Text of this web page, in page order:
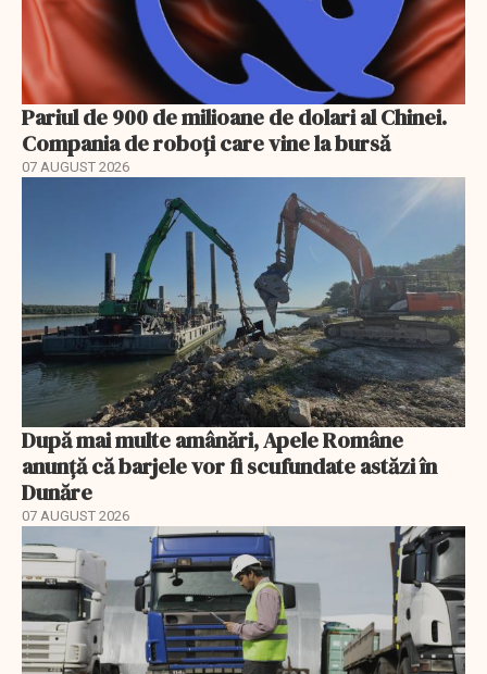
Pariul de 900 de milioane de dolari al Chinei.
Compania de roboți care vine la bursă
07 AUGUST 2026
După mai multe amânări, Apele Române
anunță că barjele vor fi scufundate astăzi în
Dunăre
07 AUGUST 2026